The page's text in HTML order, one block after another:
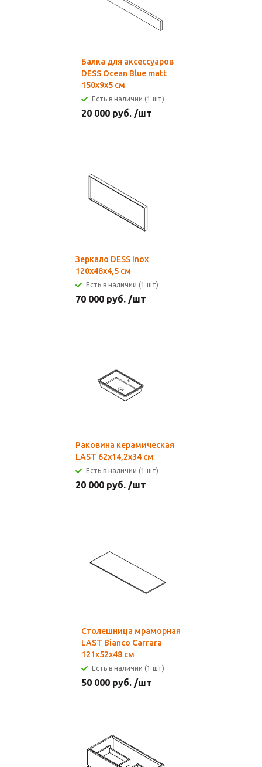
Балка для аксессуаров
DESS Ocean Blue matt
150x9х5 см
Есть в наличии (1 шт)
20 000 руб. /шт
Зеркало DESS Inox
120x48x4,5 см
Есть в наличии (1 шт)
70 000 руб. /шт
Раковина керамическая
LAST 62x14,2х34 см
Есть в наличии (1 шт)
20 000 руб. /шт
Столешница мраморная
LAST Bianco Сarrara
121x52х48 см
Есть в наличии (1 шт)
50 000 руб. /шт